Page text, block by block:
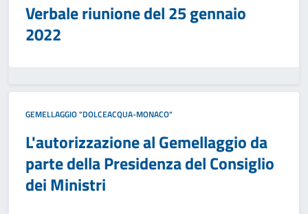
Verbale riunione del 25 gennaio
2022
GEMELLAGGIO "DOLCEACQUA-MONACO"
L'autorizzazione al Gemellaggio da
parte della Presidenza del Consiglio
dei Ministri